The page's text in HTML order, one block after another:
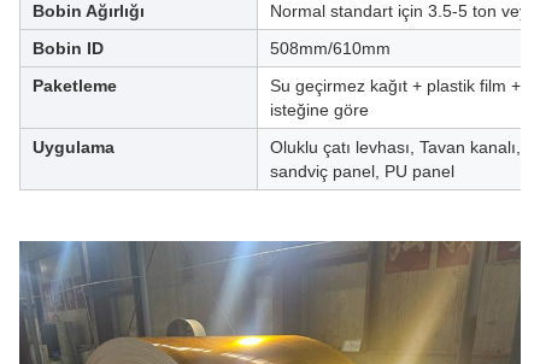
Bobin Ağırlığı
Normal standart için 3.5-5 ton
Bobin ID
508mm/610mm
Paketleme
Su geçirmez kağıt + plastik film +
isteğine göre
Uygulama
Oluklu çatı levhası, Tavan kanalı,
sandviç panel, PU panel